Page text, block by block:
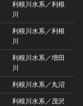
利根川水系／利根
川
利根川水系／利根
川
利根川水系／増田
川
利根川水系／丸沼
利根川水系／茂沢